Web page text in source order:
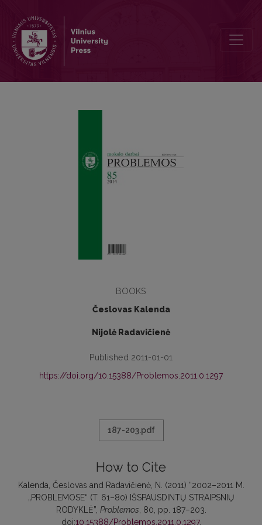
BOOKS
Česlovas Kalenda
Nijolė Radavičienė
Published 2011-01-01
https://doi.org/10.15388/Problemos.2011.0.1297
187-203.pdf
How to Cite
Kalenda, Česlovas and Radavičienė, N. (2011) “2002–2011 M.
„PROBLEMOSE“ (T. 61–80) IŠSPAUSDINTŲ STRAIPSNIŲ
RODYKLĖ”, Problemos , 80, pp. 187–203.
doi:10.15388/Problemos.2011.0.1297.